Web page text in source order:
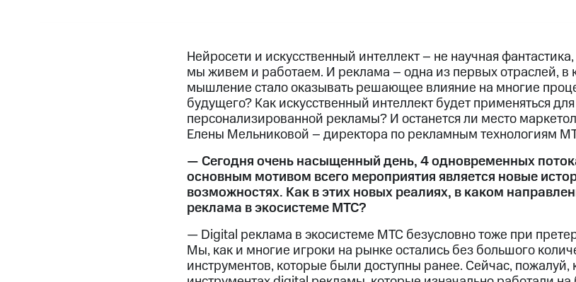
Нейросети и искусственный интеллект – не научная
мы живем и работаем. И реклама – одна из первых отраслей, в
мышление стало оказывать решающее влияние на многие
будущего? Как искусственный интеллект будет применяться
персонализированной рекламы? И останется ли место
Елены Мельниковой – директора по рекламным технологиям
— Сегодня очень насыщенный день, 4 одновременных
основным мотивом всего мероприятия является новые
возможностях. Как в этих новых реалиях, в каком
реклама в экосистеме МТС?
— Digital реклама в экосистеме МТС безусловно тоже при
Мы, как и многие игроки на рынке остались без большого
инструментов, которые были доступны ранее. Сейчас, пожалуй,